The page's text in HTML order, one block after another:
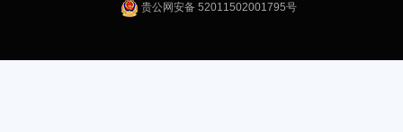
贵公网安备 52011502001795号